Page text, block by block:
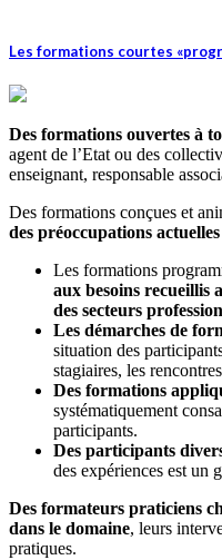
Les formations courtes
Des formations ouvertes à
agent de l’Etat ou des
enseignant, responsable
Des formations conçues et
des préoccupations
Les formations
aux besoins recueillis
des secteurs
Les démarches de
situation des
stagiaires, les
Des formations
systématiquement
participants.
Des participants
des expériences est un
Des formateurs praticiens
dans le domaine, leurs
pratiques.